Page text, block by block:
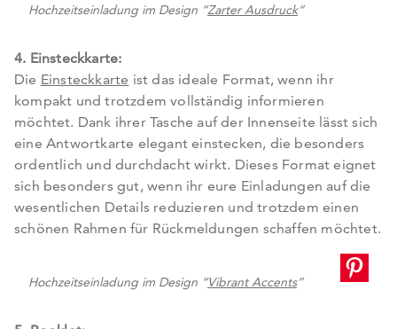
Hochzeitseinladung im Design “Zarter Ausdruck”
4. Einsteckkarte:
Die Einsteckkarte ist das ideale Format, wenn ihr
kompakt und trotzdem vollständig informieren
möchtet. Dank ihrer Tasche auf der Innenseite lässt sich
eine Antwortkarte elegant einstecken, die besonders
ordentlich und durchdacht wirkt. Dieses Format eignet
sich besonders gut, wenn ihr eure Einladungen auf die
wesentlichen Details reduzieren und trotzdem einen
schönen Rahmen für Rückmeldungen schaffen möchtet.
Hochzeitseinladung im Design “Vibrant Accents”
Karten & mehr